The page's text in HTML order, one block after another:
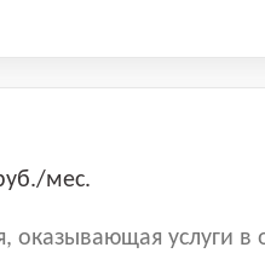
мес.
услуги в